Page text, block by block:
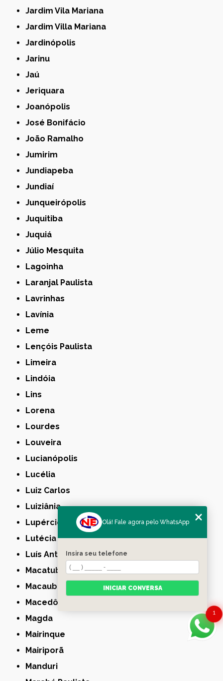
Jardim Vila Mariana
Jardim Villa Mariana
Jardinópolis
Jarinu
Jaú
Jeriquara
Joanópolis
José Bonifácio
João Ramalho
Jumirim
Jundiapeba
Jundiaí
Junqueirópolis
Juquitiba
Juquiá
Júlio Mesquita
Lagoinha
Laranjal Paulista
Lavrinhas
Lavínia
Leme
Lençóis Paulista
Limeira
Lindóia
Lins
Lorena
Lourdes
Louveira
Lucianópolis
Lucélia
Luiz Carlos
Luiziânia
Lupércio
Lutécia
Luís Antônio
Macatuba
Macaubal
Macedônia
Magda
Mairinque
Mairiporã
Manduri
1
Olá! Fale agora pelo WhatsApp
Insira seu telefone
INICIAR CONVERSA